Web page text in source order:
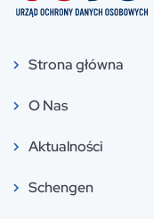
Strona główna
O Nas
Aktualności
Schengen